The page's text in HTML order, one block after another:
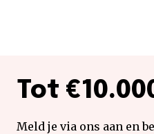
Tot
Meld je via ons aan en